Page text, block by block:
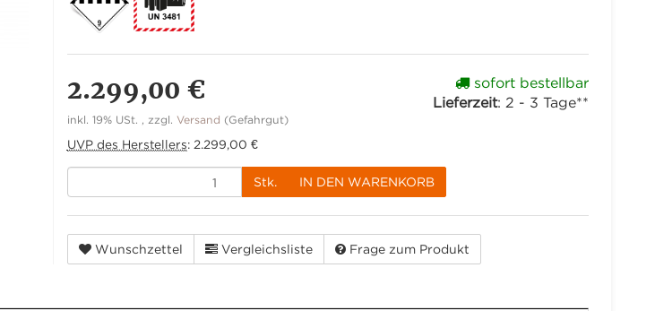
2.299,00 €
inkl. 19% USt. , zzgl. Versand (Gefahrgut)
UVP des Herstellers: 2.299,00 €
sofort bestellbar
Lieferzeit: 2 - 3 Tage**
Stk. IN DEN WARENKORB
Wunschzettel Vergleichsliste Frage zum Produkt